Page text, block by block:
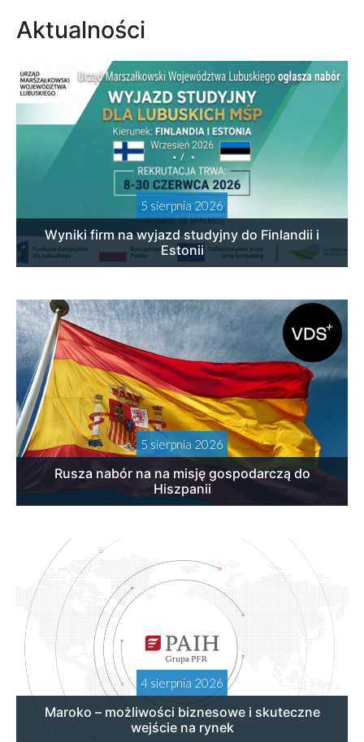
Aktualności
5 sierpnia 2026
Wyniki firm na wyjazd studyjny do Finlandii i
Estonii
5 sierpnia 2026
Rusza nabór na na misję gospodarczą do
Hiszpanii
4 sierpnia 2026
Maroko – możliwości biznesowe i skuteczne
wejście na rynek